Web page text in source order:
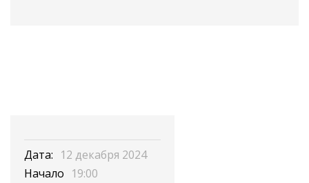
Дата: 12 декабря 2024
Начало 19:00